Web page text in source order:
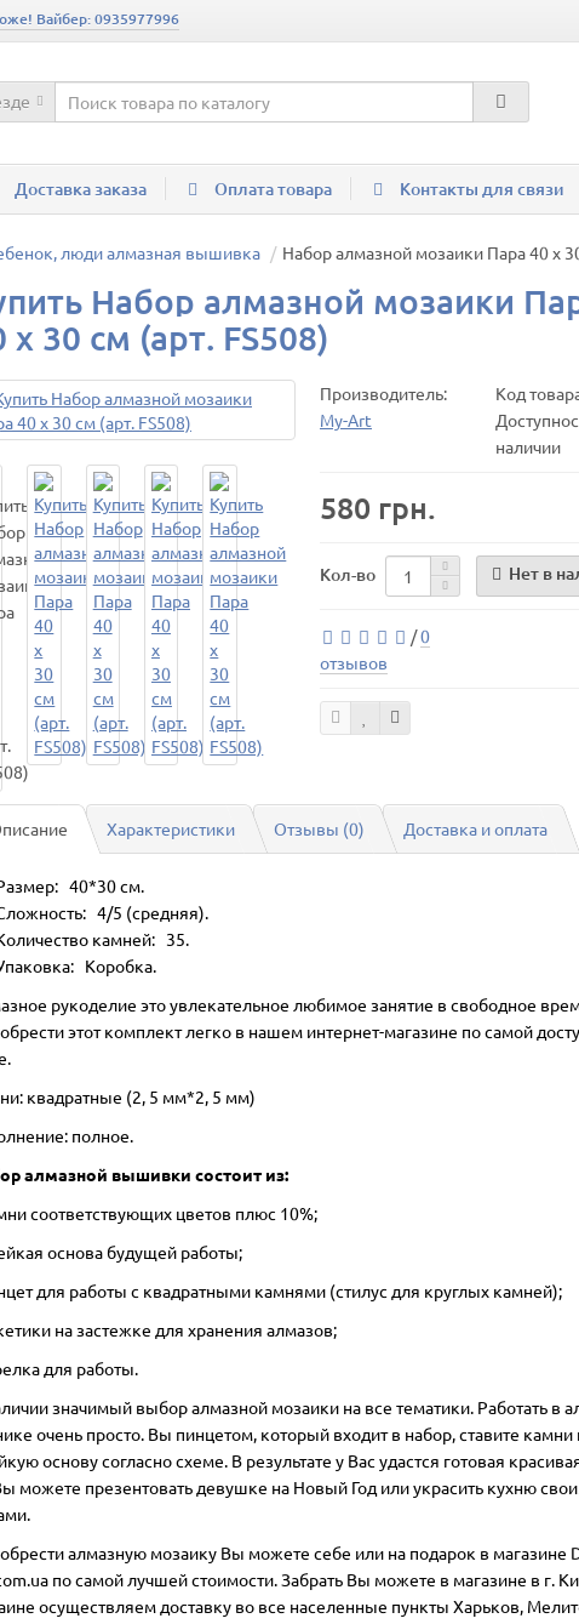
Вайбер: 0935977996
Доставка заказа Оплата товара Контакты для связи
люди алмазная вышивка Набор алмазной мозаики Пара 40 х
Набор алмазной мозаики
х 30 см (арт. FS508)
Производитель:
My-Art
Код
наличии
580 грн.
Кол-во Нет в
/0
отзывов
Характеристики Отзывы (0) Доставка и оплата
40*30 см.
4/5 (средняя).
камней: 35.
Коробка.
рукоделие это увлекательное любимое занятие в свободное
этот комплект легко в нашем интернет-магазине по самой
квадратные (2, 5 мм*2, 5 мм)
полное.
алмазной вышивки состоит из:
соответствующих цветов плюс 10%;
основа будущей работы;
для работы с квадратными камнями (стилус для круглых камней);
на застежке для хранения алмазов;
для работы.
значимый выбор алмазной мозаики на все тематики. Работать в
очень просто. Вы пинцетом, который входит в набор, ставите камни
основу согласно схеме. В результате у Вас удастся готовая
можете презентовать девушке на Новый Год или украсить кухню
алмазную мозаику Вы можете себе или на подарок в магазине
по самой лучшей стоимости. Забрать Вы можете в магазине в г.
осуществляем доставку во все населенные пункты Харьков,